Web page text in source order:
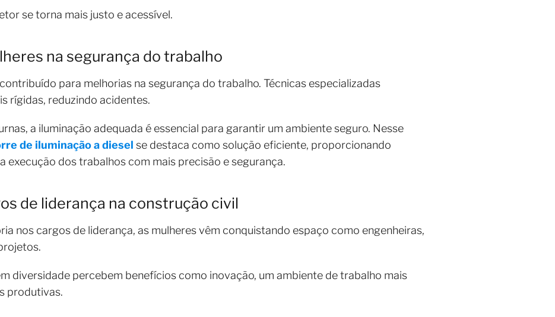
se torna mais justo e acessível.
na segurança do trabalho
para melhorias na segurança do trabalho. Técnicas especializadas
rígidas, reduzindo acidentes.
a iluminação adequada é essencial para garantir um ambiente seguro. Nesse
de iluminação a diesel se destaca como solução eficiente, proporcionando
execução dos trabalhos com mais precisão e segurança.
de liderança na construção civil
nos cargos de liderança, as mulheres vêm conquistando espaço como engenheiras,
diversidade percebem benefícios como inovação, um ambiente de trabalho mais
produtivas.